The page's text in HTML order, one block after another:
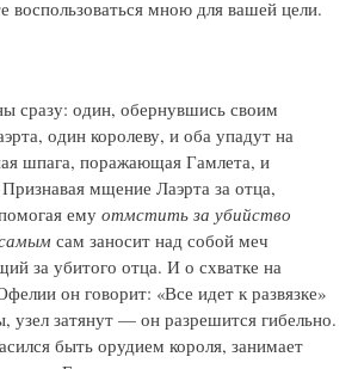
воспользоваться мною для вашей цели.
сразу: один, обернувшись своим
один королеву, и оба упадут на
шпага, поражающая Гамлета, и
мщение Лаэрта за отца,
ему отмстить за убийство
сам заносит над собой меч
за убитого отца. И о схватке на
он говорит: «Все идет к развязке»
узел затянут — он разрешится гибельно.
быть орудием короля, занимает